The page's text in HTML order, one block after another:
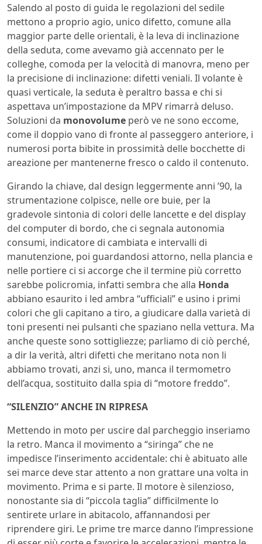
Salendo al posto di guida le regolazioni del sedile
mettono a proprio agio, unico difetto, comune alla
maggior parte delle orientali, è la leva di inclinazione
della seduta, come avevamo già accennato per le
colleghe, comoda per la velocità di manovra, meno per
la precisione di inclinazione: difetti veniali. Il volante è
quasi verticale, la seduta è peraltro bassa e chi si
aspettava un’impostazione da MPV rimarrà deluso.
Soluzioni da monovolume però ve ne sono eccome,
come il doppio vano di fronte al passeggero anteriore, i
numerosi porta bibite in prossimità delle bocchette di
areazione per mantenerne fresco o caldo il contenuto.
Girando la chiave, dal design leggermente anni ’90, la
strumentazione colpisce, nelle ore buie, per la
gradevole sintonia di colori delle lancette e del display
del computer di bordo, che ci segnala autonomia
consumi, indicatore di cambiata e intervalli di
manutenzione, poi guardandosi attorno, nella plancia e
nelle portiere ci si accorge che il termine più corretto
sarebbe policromia, infatti sembra che alla Honda
abbiano esaurito i led ambra “ufficiali” e usino i primi
colori che gli capitano a tiro, a giudicare dalla varietà di
toni presenti nei pulsanti che spaziano nella vettura. Ma
anche queste sono sottigliezze; parliamo di ciò perché,
a dir la verità, altri difetti che meritano nota non li
abbiamo trovati, anzi si, uno, manca il termometro
dell’acqua, sostituito dalla spia di “motore freddo”.
“SILENZIO” ANCHE IN RIPRESA
Mettendo in moto per uscire dal parcheggio inseriamo
la retro. Manca il movimento a “siringa” che ne
impedisce l’inserimento accidentale: chi è abituato alle
sei marce deve star attento a non grattare una volta in
movimento. Prima e si parte. Il motore è silenzioso,
nonostante sia di “piccola taglia” difficilmente lo
sentirete urlare in abitacolo, affannandosi per
riprendere giri. Le prime tre marce danno l’impressione